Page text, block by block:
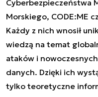
Cyberbezpieczeństwa
Morskiego, CODE:ME
Każdy z nich wnosił
wiedzą na temat
ataków i
danych. Dzięki ich
tylko teoretyczne